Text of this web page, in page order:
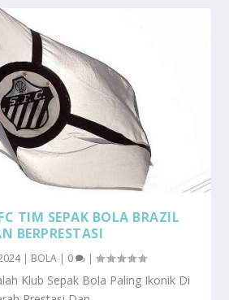
TIM SEPAK BOLA BRAZIL
BERPRESTASI
| BOLA | 0 |
Klub Sepak Bola Paling Ikonik Di